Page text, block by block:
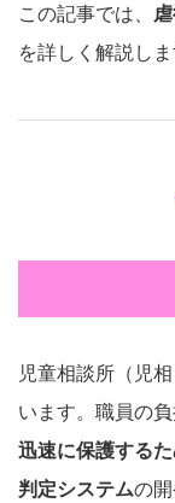
この記事では、
を詳しく解説しま
児童相談所（児
います。職員の負
迅速に保護する
判定システムの開